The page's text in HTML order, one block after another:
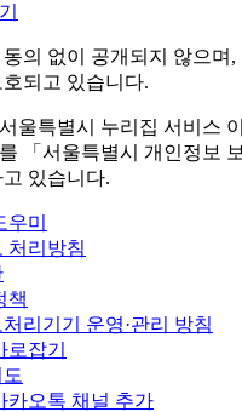
의 없이 공개되지 않으며,
되고 있습니다.
울특별시 누리집 서비스
「서울특별시 개인정보
있습니다.
미
처리방침
책
리기기 운영·관리 방침
잡기
카오톡 채널 추가